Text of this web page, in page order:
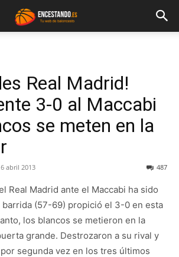
Real Madrid!
3-0 al Maccabi
se meten en la
abril 2013 487
Real Madrid ante el Maccabi ha sido
barrida (57-69) propició el 3-0 en esta
los blancos se metieron en la
grande. Destrozaron a su rival y
segunda vez en los tres últimos